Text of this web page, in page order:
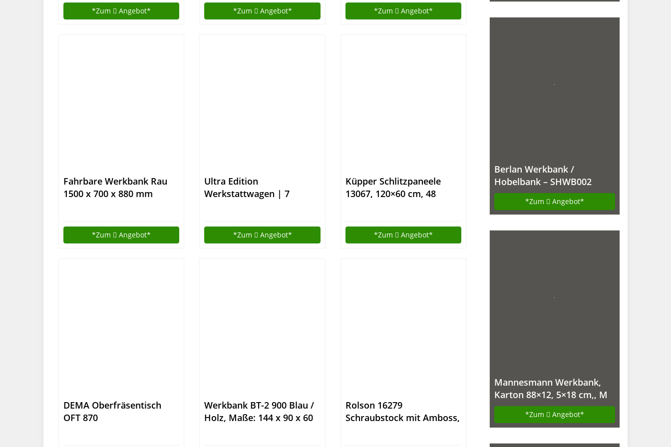
*Zum Angebot* *Zum Angebot* *Zum Angebot*
Fahrbare Werkbank Rau
1500 x 700 x 880 mm
*Zum Angebot*
Ultra Edition
Werkstattwagen | 7
Werkzeugwagen
abschließbar + COB Akku
*Zum Angebot*
Küpper Schlitzpaneele
13067, 120×60 cm, 48
*Zum Angebot*
DEMA Oberfräsentisch
OFT 870
Werkbank BT-2 900 Blau /
Holz, Maße: 144 x 90 x 60
Rolson 16279
Schraubstock mit Amboss,
Berlan Werkbank /
Hobelbank – SHWB002
*Zum Angebot*
Mannesmann Werkbank,
Karton 88×12, 5×18 cm,, M
7000
*Zum Angebot*